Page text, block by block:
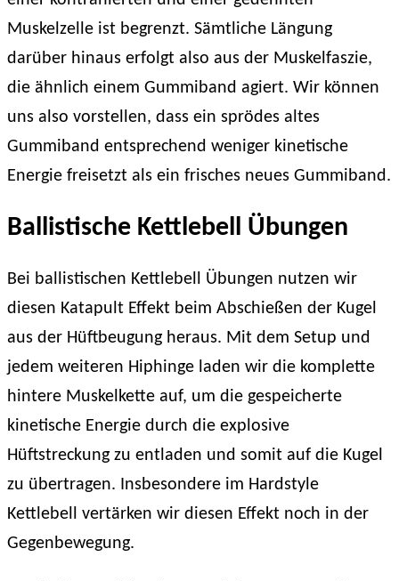
Muskelzelle ist begrenzt. Sämtliche Längung
darüber hinaus erfolgt also aus der Muskelfaszie,
die ähnlich einem Gummiband agiert. Wir können
uns also vorstellen, dass ein sprödes altes
Gummiband entsprechend weniger kinetische
Energie freisetzt als ein frisches neues Gummiband.
Ballistische Kettlebell Übungen
Bei ballistischen Kettlebell Übungen nutzen wir
diesen Katapult Effekt beim Abschießen der Kugel
aus der Hüftbeugung heraus. Mit dem Setup und
jedem weiteren Hiphinge laden wir die komplette
hintere Muskelkette auf, um die gespeicherte
kinetische Energie durch die explosive
Hüftstreckung zu entladen und somit auf die Kugel
zu übertragen. Insbesondere im Hardstyle
Kettlebell vertärken wir diesen Effekt noch in der
Gegenbewegung.